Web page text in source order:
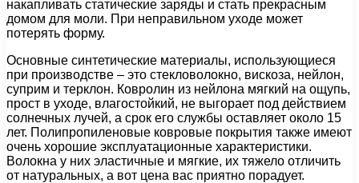
накапливать статические заряды и стать прекрасным
домом для моли. При неправильном уходе может
потерять форму.
Основные синтетические материалы, использующиеся
при производстве – это стекловолокно, вискоза, нейлон,
суприм и терклон. Ковролин из нейлона мягкий на ощупь,
прост в уходе, влагостойкий, не выгорает под действием
солнечных лучей, а срок его службы оставляет около 15
лет. Полипропиленовые ковровые покрытия также имеют
очень хорошие эксплуатационные характеристики.
Волокна у них эластичные и мягкие, их тяжело отличить
от натуральных, а вот цена вас приятно порадует.